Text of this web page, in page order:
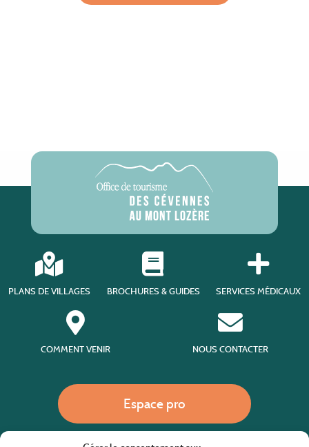
PLANS DE VILLAGES BROCHURES & GUIDES SERVICES MÉDICAUX
COMMENT VENIR NOUS CONTACTER
Espace pro